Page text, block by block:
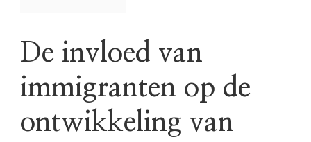
De invloed van
immigranten op de
ontwikkeling van